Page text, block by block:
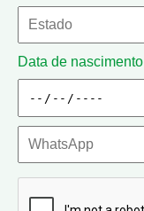
Data de nascimento